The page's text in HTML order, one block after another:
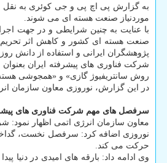
به گزارش پی اچ پی و جی کوئری به نقل
موردنیاز صنعت هسته ای می شوند.
با عنایت به چنین شرایطی و در جهت
صنعت هسته ای کشور و کاهش اثر تحریم
پژوهشگران ایرانی و استفاده از دانش
شرکت فناوری های پیشرفته ایران بعنوان
روش سانتریفیوژ گازی» و «همجوشی
در این گزارش، نوروزی معاون سازمان انرژی
سرفصل های مهم شرکت فناوری های
معاون سازمان انرژی اتمی اظهار
نوروزی اضافه کرد: سرفصل نخست،
حرکت می کند.
وی ادامه داد: بارقه های امیدی در دنیا